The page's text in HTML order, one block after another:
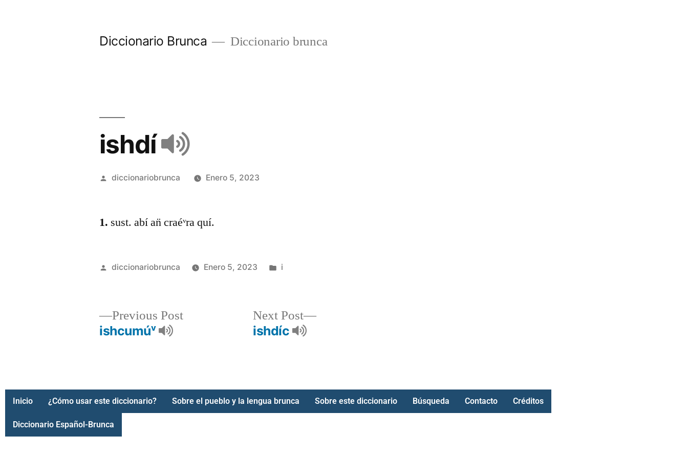
Diccionario Brunca Diccionario brunca
ishdí
diccionariobrunca Enero 5, 2023
1. sust. abí an̈ craéᵛra quí.
diccionariobrunca Enero 5, 2023 i
Previous Post
ishcumúᵛ
Next Post
ishdíc
Inicio ¿Cómo usar este diccionario? Sobre el pueblo y la lengua brunca Sobre este diccionario Búsqueda Contacto Créditos
Diccionario Español-Brunca